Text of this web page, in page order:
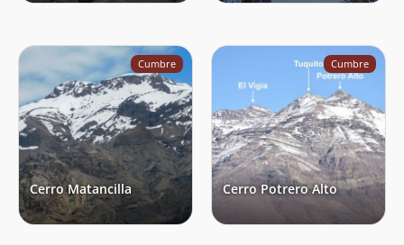
Cumbre
Cerro Matancilla
Cumbre
Cerro Potrero Alto